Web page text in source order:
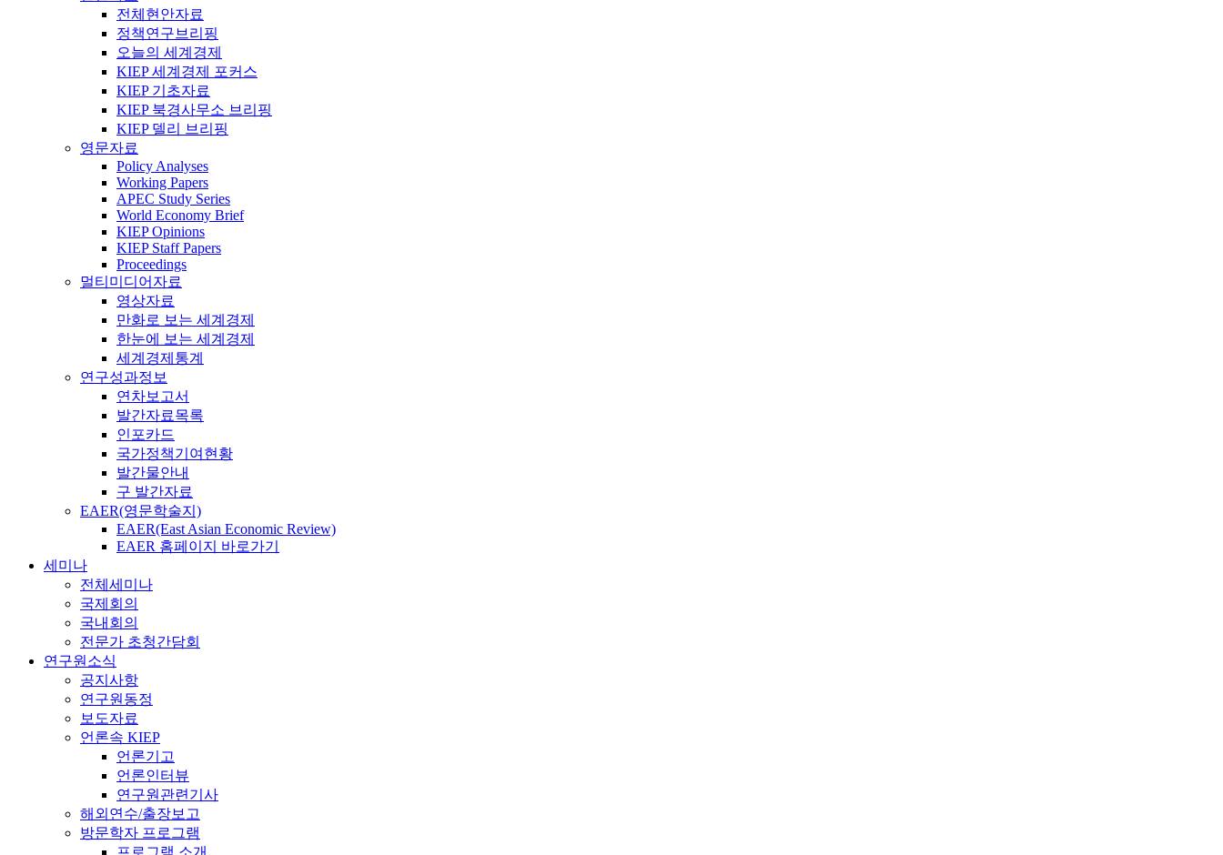
전체현안자료
정책연구브리핑
오늘의 세계경제
KIEP 세계경제 포커스
KIEP 기초자료
KIEP 북경사무소 브리핑
KIEP 델리 브리핑
영문자료
Policy Analyses
Working Papers
APEC Study Series
World Economy Brief
KIEP Opinions
KIEP Staff Papers
Proceedings
멀티미디어자료
영상자료
만화로 보는 세계경제
한눈에 보는 세계경제
세계경제통계
연구성과정보
연차보고서
발간자료목록
인포카드
국가정책기여현황
발간물안내
구 발간자료
EAER(영문학술지)
EAER(East Asian Economic Review)
EAER 홈페이지 바로가기
세미나
전체세미나
국제회의
국내회의
전문가 초청간담회
연구원소식
공지사항
연구원동정
보도자료
언론속 KIEP
언론기고
언론인터뷰
연구원관련기사
해외연수/출장보고
방문학자 프로그램
프로그램 소개